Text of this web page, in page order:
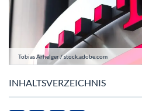
Tobias Arhelger / stock.adobe.com
INHALTSVERZEICHNIS